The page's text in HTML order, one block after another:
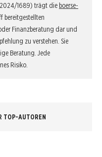
1689) trägt die boerse-
bereitgestellten
Finanzberatung dar und
zu verstehen. Sie
Beratung. Jede
Risiko.
TOP-AUTOREN